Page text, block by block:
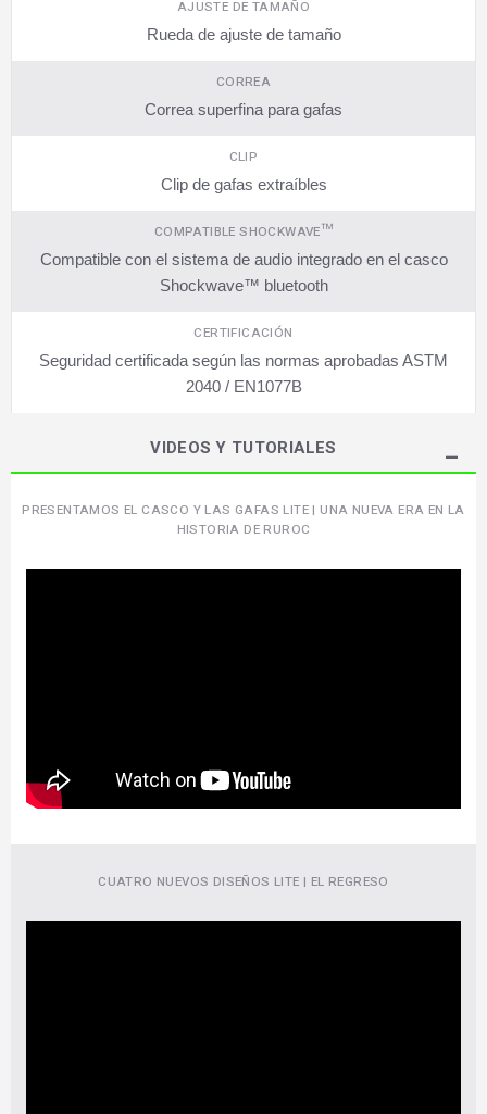
AJUSTE DE TAMAÑO
Rueda de ajuste de tamaño
CORREA
Correa superfina para gafas
CLIP
Clip de gafas extraíbles
COMPATIBLE SHOCKWAVE™
Compatible con el sistema de audio integrado en el casco
Shockwave™ bluetooth
CERTIFICACIÓN
Seguridad certificada según las normas aprobadas ASTM
2040 / EN1077B
VIDEOS Y TUTORIALES
PRESENTAMOS EL CASCO Y LAS GAFAS LITE | UNA NUEVA ERA EN LA
HISTORIA DE RUROC
CUATRO NUEVOS DISEÑOS LITE | EL REGRESO